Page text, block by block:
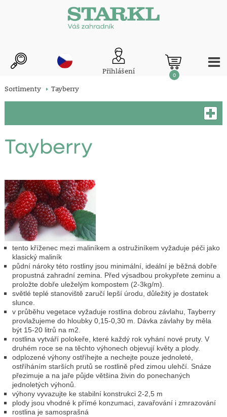
Přihlášení 0
Sortimenty Tayberry
Tayberry
tento kříženec mezi maliníkem a ostružiníkem vyžaduje péči jako
klasický maliník
půdní nároky této rostliny jsou minimální, ideální je běžná dobře
propustná zahradní zemina. Před výsadbou prokypřete zeminu a
proložte dobře uleželým kompostem (2-3kg/m).
světlé teplé stanoviště zaručí lepší úrodu, důležitý je dostatek
slunce.
v průběhu vegetace vyžaduje rostlina dobrou závlahu, Tayberry
provlažujeme do hloubky 0,15-0,30 m. Dávka závlahy by měla
být 15-20 litrů na m2.
rostlina vytváří polokeře, které každý rok vyhání nové pruty. V
druhém roce se na těchto výhonech objevují květy a plody.
odplozené výhony ostříhejte a nechejte pouze jednoleté,
ostříháním starších prutů se rostlině před zimou ulehčí. Snáze
přezimuje a na jaře půjde většina živin do ponechaných
jednoletých výhonů.
výhony vyvazujte ke stabilní konstrukci 2-2,5 m
plody jsou vhodné k přímé konzumaci, zavařování i zmrazování
rostlina je samosprašná